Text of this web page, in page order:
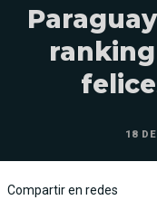
18
Compartir en redes